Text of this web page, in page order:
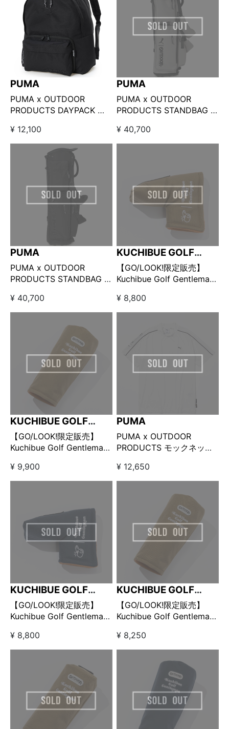
PUMA
PUMA x OUTDOOR
PRODUCTS DAYPACK ブ
¥ 12,100
PUMA
PUMA x OUTDOOR
PRODUCTS STANDBAG □
¥ 40,700
PUMA
PUMA x OUTDOOR
PRODUCTS STANDBAG □
¥ 40,700
KUCHIBUE GOLF
GENTLEMAN
【GO/LOOK!限定販売】
Kuchibue Golf Gentleman
パターカバー ベージュ
¥ 8,800
KUCHIBUE GOLF
GENTLEMAN
【GO/LOOK!限定販売】
Kuchibue Golf Gentleman
ヘッドカバー ドライバー用
ベージュ
¥ 9,900
PUMA
PUMA x OUTDOOR
PRODUCTS モックネック
¥ 12,650
KUCHIBUE GOLF
GENTLEMAN
【GO/LOOK!限定販売】
Kuchibue Golf Gentleman
パターカバー ネイビー
¥ 8,800
KUCHIBUE GOLF
GENTLEMAN
【GO/LOOK!限定販売】
Kuchibue Golf Gentleman
ヘッドカバー ユーティリテ
ィ用 ベージュ
¥ 8,250